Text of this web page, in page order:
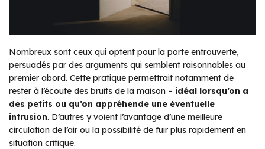
Nombreux sont ceux qui optent pour la porte entrouverte,
persuadés par des arguments qui semblent raisonnables au
premier abord. Cette pratique permettrait notamment de
rester à l’écoute des bruits de la maison – idéal lorsqu’on a
des petits ou qu’on appréhende une éventuelle
intrusion. D’autres y voient l’avantage d’une meilleure
circulation de l’air ou la possibilité de fuir plus rapidement en
situation critique.